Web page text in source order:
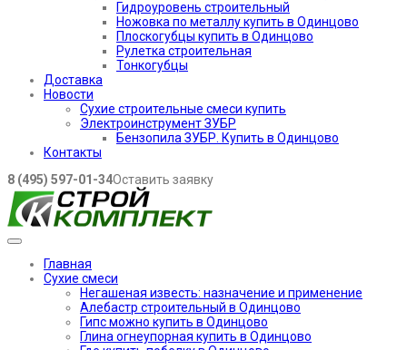
Гидроуровень строительный
Ножовка по металлу купить в Одинцово
Плоскогубцы купить в Одинцово
Рулетка строительная
Тонкогубцы
Доставка
Новости
Сухие строительные смеси купить
Электроинструмент ЗУБР
Бензопила ЗУБР. Купить в Одинцово
Контакты
8 (495) 597-01-34Оставить заявку
Главная
Сухие смеси
Негашеная известь: назначение и применение
Алебастр строительный в Одинцово
Гипс можно купить в Одинцово
Глина огнеупорная купить в Одинцово